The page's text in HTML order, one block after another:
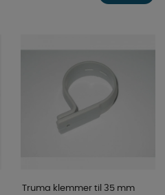
Truma klemmer til 35 mm